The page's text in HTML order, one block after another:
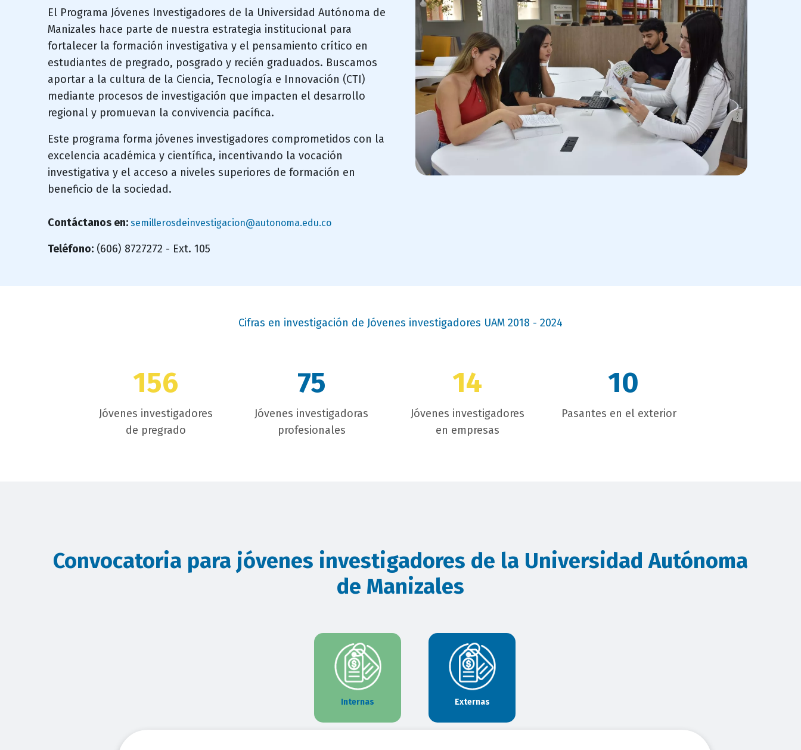
campo
texto
bloque
texto
El Programa Jóvenes Investigadores de la Universidad Autónoma de
Manizales hace parte de nuestra estrategia institucional para
fortalecer la formación investigativa y el pensamiento crítico en
estudiantes de pregrado, posgrado y recién graduados. Buscamos
aportar a la cultura de la Ciencia, Tecnología e Innovación (CTI)
mediante procesos de investigación que impacten el desarrollo
regional y promuevan la convivencia pacífica.
Este programa forma jóvenes investigadores comprometidos con la
excelencia académica y científica, incentivando la vocación
investigativa y el acceso a niveles superiores de formación en
beneficio de la sociedad.
Contáctanos en: semillerosdeinvestigacion@autonoma.edu.co
Teléfono: (606) 8727272 - Ext. 105
Cifras en investigación de Jóvenes investigadores UAM 2018 - 2024
156
Jóvenes investigadores
de pregrado
75
Jóvenes investigadoras
profesionales
14
Jóvenes investigadores
en empresas
10
Pasantes en el exterior
Convocatoria para jóvenes investigadores de la Universidad Autónoma
de Manizales
Internas Externas